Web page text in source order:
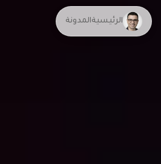
الرئيسيةالمدونة